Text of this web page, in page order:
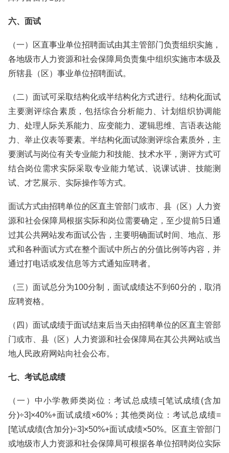
六、面试
（一）区直事业单位招聘面试由其主管部门负责组织实施，
各地级市人力资源和社会保障局负责集中组织实施市本级及
所辖县（区）事业单位招聘面试。
（二）面试可采取结构化或半结构化方式进行。结构化面试
主要测评综合素质，包括综合分析能力、计划组织协调能
力、处理人际关系能力、应变能力、逻辑思维、言语表达能
力、举止仪表等要素。半结构化面试除测评综合素质外，主
要测试与岗位有关专业能力和技能、技术水平，测评方式可
结合岗位需求实际采取专业能力笔试、说课试讲、技能测
试、才艺展示、实际操作等方式。
面试方式由招聘单位的区直主管部门或市、县（区）人力资
源和社会保障局根据实际和岗位需要确定，至少提前5日通
过其公共网站发布面试公告，主要明确面试时间、地点、形
式和各种面试方式在整个面试中所占的分值比例等内容，并
通过打电话或发信息等方式通知应聘者。
（三）面试总分为100分制，面试成绩达不到60分的，取消
应聘资格。
（四）面试成绩于面试结束后当天由招聘单位的区直主管部
门或市、县（区）人力资源和社会保障局在其公共网站或当
地人民政府网站向社会公布。
七、考试总成绩
（一）中小学教师类岗位：考试总成绩=[笔试成绩(含加
分)÷3]×40%+面试成绩×60%；其他类岗位：考试总成绩=
[笔试成绩(含加分)÷3]×50%+面试成绩×50%。区直主管部门
或地级市人力资源和社会保障局可根据各单位招聘岗位实际